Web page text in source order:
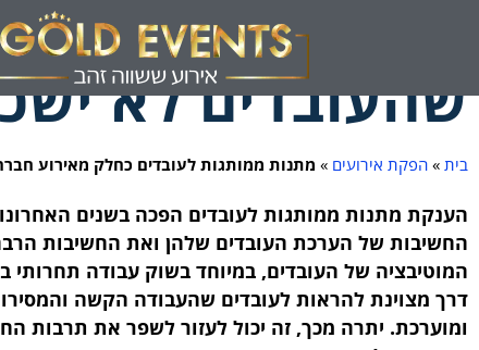
מתנות ממותגות
שהעובדים לא
בית » הפקת אירועים » מתנות ממותגות לעובדים כחלק מאירוע
הענקת מתנות ממותגות לעובדים הפכה בשנים
החשיבות של הערכת העובדים שלהן ואת החשיבות
המוטיבציה של העובדים, במיוחד בשוק עבודה תחרותי
דרך מצוינת להראות לעובדים שהעבודה הקשה
ומוערכת. יתרה מכך, זה יכול לעזור לשפר את תרבות